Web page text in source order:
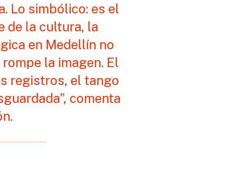
Lo simbólico: es el
de la cultura, la
en Medellín no
la imagen. El
registros, el tango
comenta